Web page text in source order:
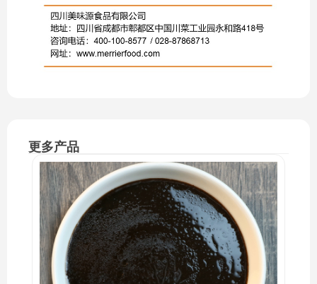
更多产品